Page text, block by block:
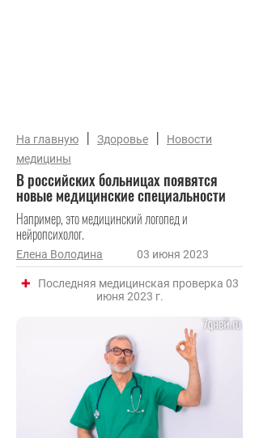
На главную | Здоровье |
Новости
медицины
В российских больницах появятся
новые медицинские специальности
Например, это медицинский логопед и
нейропсихолог.
Елена Володина 03 июня 2023
Последняя медицинская проверка 03
июня 2023 г.